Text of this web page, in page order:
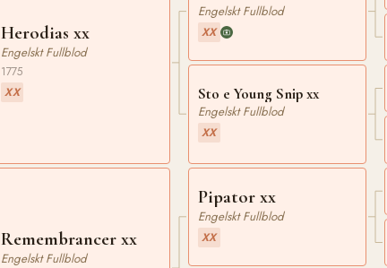
Herodias xx
Engelskt Fullblod
1775
XX
Remembrancer xx
Engelskt Fullblod
Engelskt Fullblod
XX
Sto e Young Snip xx
Engelskt Fullblod
XX
Pipator xx
Engelskt Fullblod
XX